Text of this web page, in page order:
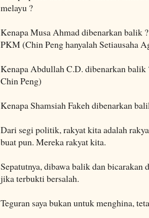
melayu ?
Kenapa Musa Ahmad dibenarkan balik
PKM (Chin Peng hanyalah Setiausaha
Kenapa Abdullah C.D. dibenarkan balik
Chin Peng)
Kenapa Shamsiah Fakeh dibenarkan
Dari segi politik, rakyat kita adalah
buat pun. Mereka rakyat kita.
Sepatutnya, dibawa balik dan bicarakan
jika terbukti bersalah.
Teguran saya bukan untuk menghina,